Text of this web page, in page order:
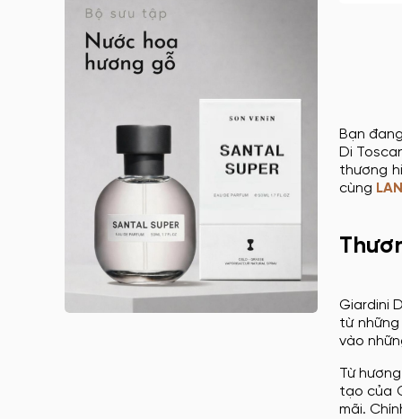
Anna Sui nữ
Arabian Oud
Argos
Argos nữ
Argos unisex
Armaf
Armaf nam
Armaf nữ
Astrophil & Stella
Astrophil & Stella unisex
Bạn
Di
thương
cùng
Giardini
từ
vào
Từ
tạo của
mãi.